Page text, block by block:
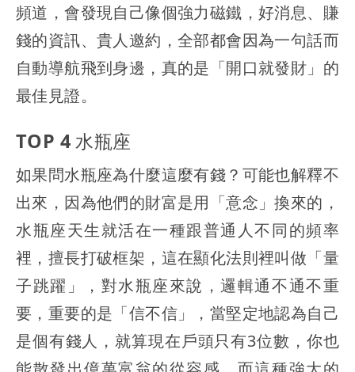
頻道，會發現自己像個強力磁鐵，好消息、賺
錢的資訊、貴人邀約，全部都會因為一句話而
自動導航飛到身邊，真的是「開口就發財」的
最佳見證。
TOP 4 水瓶座
如果問水瓶座為什麼這麼有錢？可能也解釋不
出來，因為他們的財富是用「意念」換來的，
水瓶座天生就活在一種跟普通人不同的頻率
裡，擅長打破框架，這在顯化法則裡叫做「量
子跳躍」，對水瓶座來說，邏輯通不通不重
要，重要的是「信不信」，當堅定地認為自己
是個有錢人，就算現在戶頭只有3位數，你也